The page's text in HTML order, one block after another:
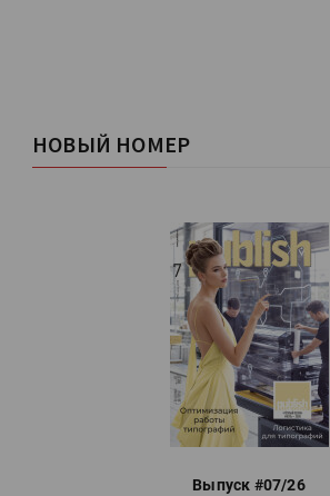
НОВЫЙ НОМЕР
Выпуск #07/26